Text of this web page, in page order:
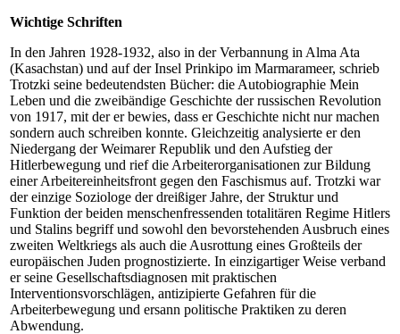
Wichtige Schriften
In den Jahren 1928-1932, also in der Verbannung in Alma Ata
(Kasachstan) und auf der Insel Prinkipo im Marmarameer, schrieb
Trotzki seine bedeutendsten Bücher: die Autobiographie Mein
Leben und die zweibändige Geschichte der russischen Revolution
von 1917, mit der er bewies, dass er Geschichte nicht nur machen
sondern auch schreiben konnte. Gleichzeitig analysierte er den
Niedergang der Weimarer Republik und den Aufstieg der
Hitlerbewegung und rief die Arbeiterorganisationen zur Bildung
einer Arbeitereinheitsfront gegen den Faschismus auf. Trotzki war
der einzige Soziologe der dreißiger Jahre, der Struktur und
Funktion der beiden menschenfressenden totalitären Regime Hitlers
und Stalins begriff und sowohl den bevorstehenden Ausbruch eines
zweiten Weltkriegs als auch die Ausrottung eines Großteils der
europäischen Juden prognostizierte. In einzigartiger Weise verband
er seine Gesellschaftsdiagnosen mit praktischen
Interventionsvorschlägen, antizipierte Gefahren für die
Arbeiterbewegung und ersann politische Praktiken zu deren
Abwendung.